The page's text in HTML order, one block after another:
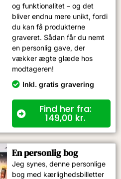
og funktionalitet – og det
bliver endnu mere unikt, fordi
du kan få produkterne
graveret. Sådan får du nemt
en personlig gave, der
vækker ægte glæde hos
modtageren!
Inkl. gratis gravering
Find her fra:
149,00 kr.
En personlig bog
Jeg synes, denne personlige
bog med kærlighedsbilletter